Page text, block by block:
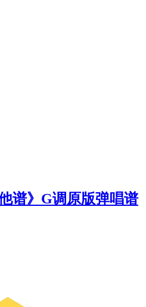
谱》G调原版弹唱谱